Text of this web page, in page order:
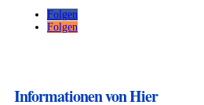
Folgen
Folgen
Informationen von Hier